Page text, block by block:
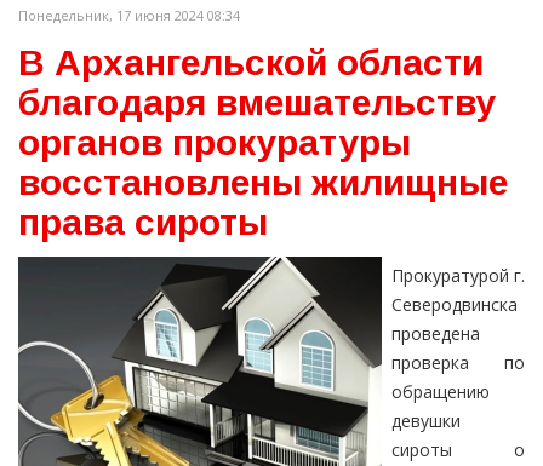
Понедельник, 17 июня 2024 08:34
В Архангельской области
благодаря вмешательству
органов прокуратуры
восстановлены жилищные
права сироты
Прокуратурой г.
Северодвинска
проведена
проверка по
обращению
девушки
сироты о